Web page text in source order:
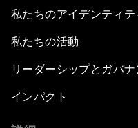
私たちのアイデンティテ
私たちの活動
リーダーシップとガバナ
インパクト